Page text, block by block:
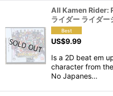
All Kamen Rider:
ライダー ライダ
US$9.99
Is a 2D beat em
character from
No Japanes…